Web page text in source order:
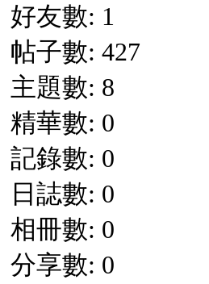
好友數: 1
帖子數: 427
主題數: 8
精華數: 0
記錄數: 0
日誌數: 0
相冊數: 0
分享數: 0